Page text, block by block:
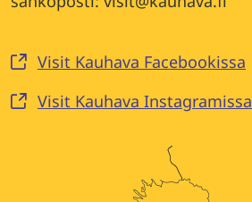
Visit Kauhava Facebookissa
Visit Kauhava Instagramissa